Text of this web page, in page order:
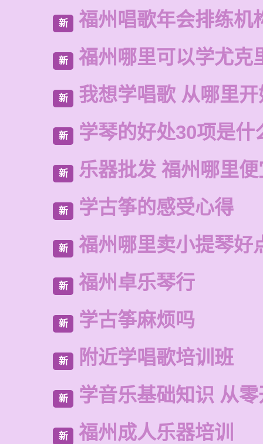
新 福州唱歌年会排练机
新 福州哪里可以学尤克
新 我想学唱歌 从哪里开
新 学琴的好处30项是什
新 乐器批发 福州哪里
新 学古筝的感受心得
新 福州哪里卖小提琴好
新 福州卓乐琴行
新 学古筝麻烦吗
新 附近学唱歌培训班
新 学音乐基础知识 从
新 福州成人乐器培训